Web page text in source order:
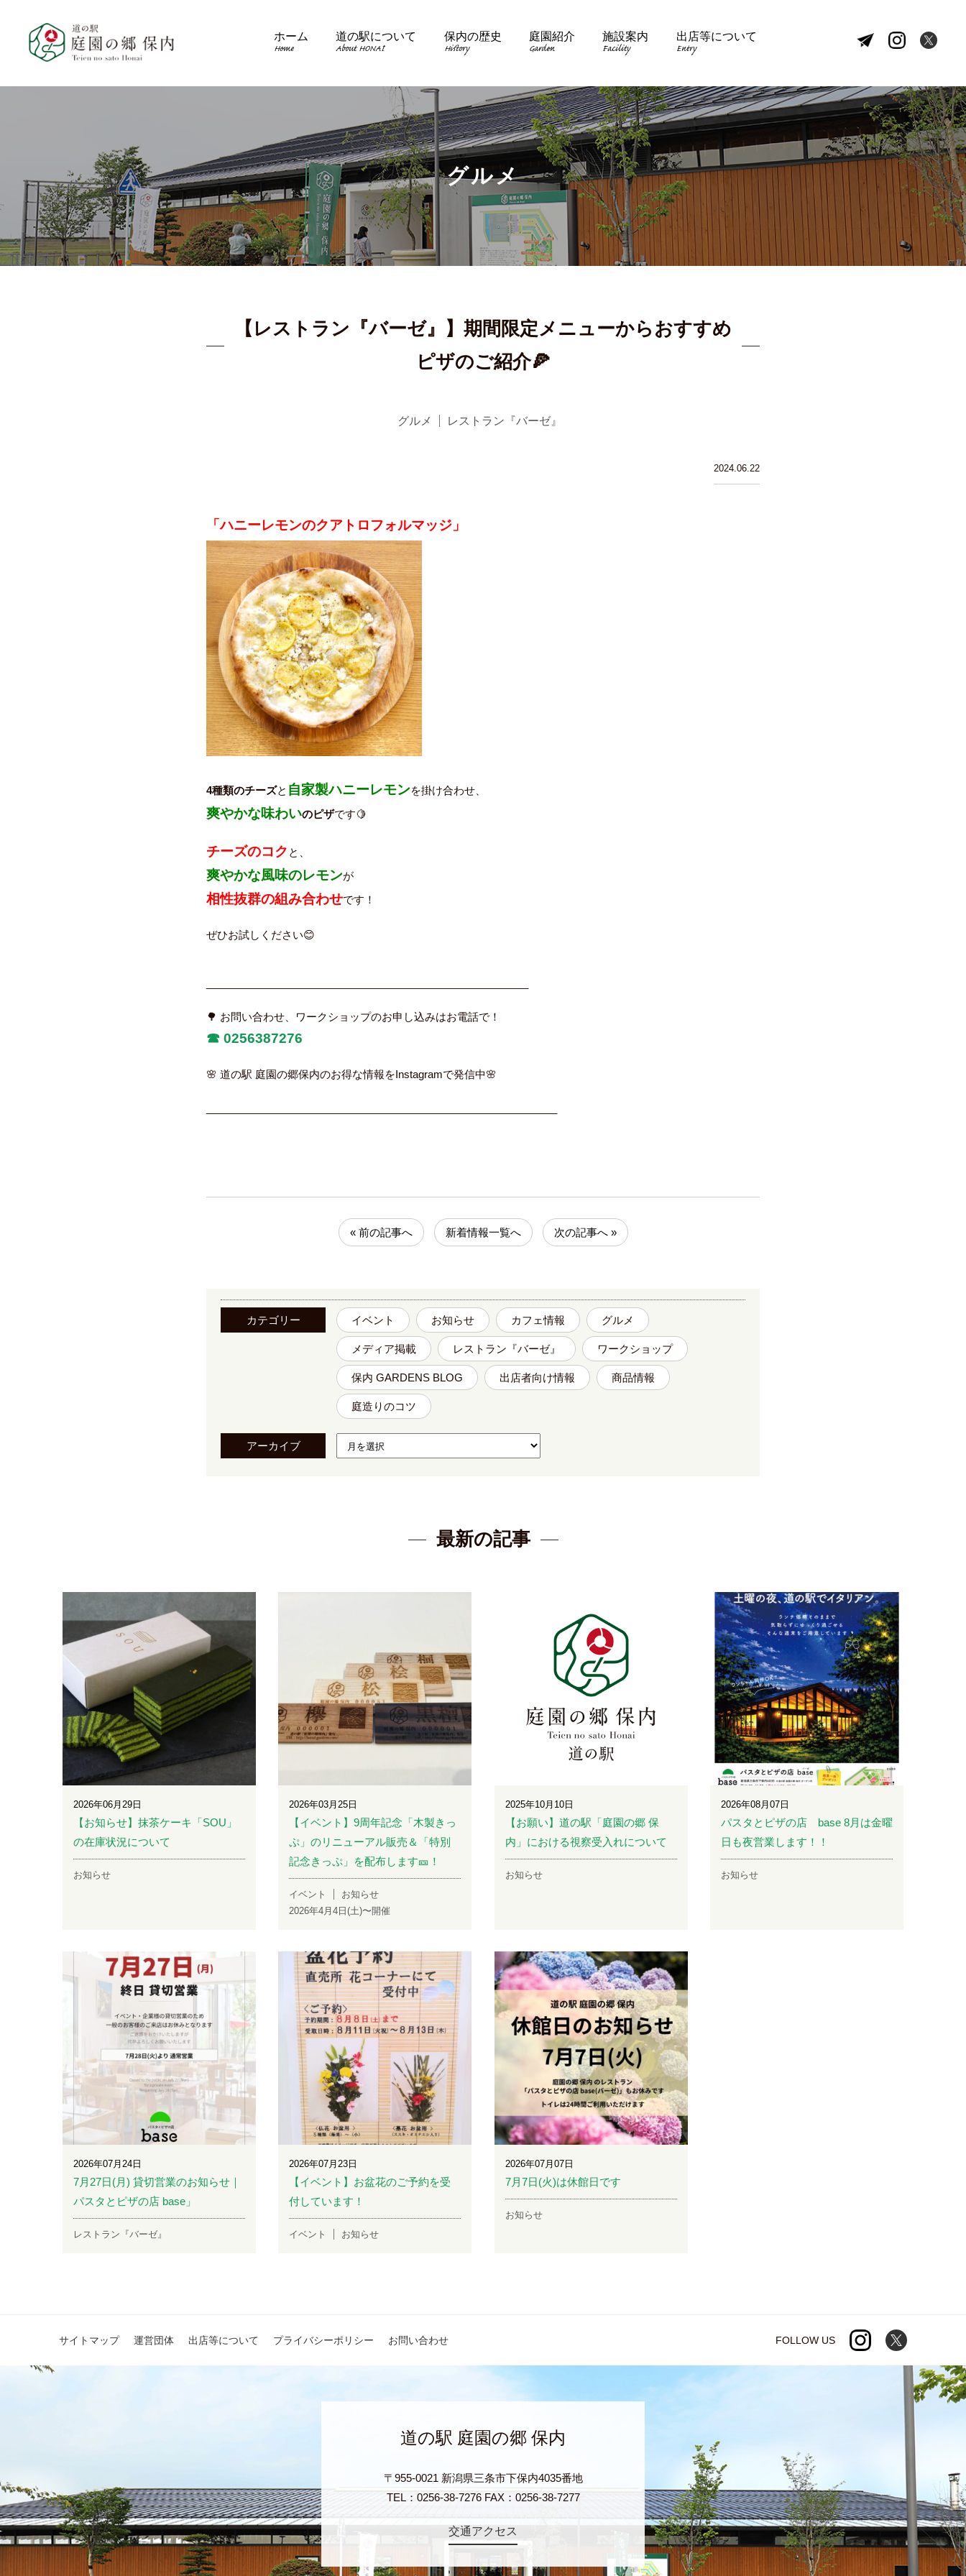
ホーム
Home
道の駅について
About HONAI
保内の歴史
History
庭園紹介
Garden
施設案内
Facility
出店等について
Entry
グルメ
【レストラン『バーゼ』】期間限定メニューからおすすめ
ピザのご紹介🍕
グルメ レストラン『バーゼ』
2024.06.22
「ハニーレモンのクアトロフォルマッジ」
4種類のチーズと 自家製ハニーレモンを掛け合わせ、
爽やかな味わいのピザです🍋
チーズのコク と、
爽やかな風味のレモンが
相性抜群の組み合わせです！
ぜひお試しください😊
🌳 お問い合わせ、ワークショップのお申し込みはお電話で！
☎︎ 0256387276
🌸 道の駅 庭園の郷保内のお得な情報をInstagramで発信中🌸
« 前の記事へ 新着情報一覧へ 次の記事へ »
カテゴリー イベント お知らせ カフェ情報 グルメ
メディア掲載 レストラン『バーゼ』 ワークショップ
保内 GARDENS BLOG 出店者向け情報 商品情報
庭造りのコツ
アーカイブ
最新の記事
2026年06月29日
【お知らせ】抹茶ケーキ「SOU」
の在庫状況について
お知らせ
2026年03月25日
【イベント】9周年記念「木製きっ
ぷ」のリニューアル販売＆「特別
記念きっぷ」を配布します🎫！
イベント
お知らせ
2026年4月4日(土)〜開催
2025年10月10日
【お願い】道の駅「庭園の郷 保
内」における視察受入れについて
お知らせ
2026年08月07日
パスタとピザの店 base 8月は金曜
日も夜営業します！！
お知らせ
2026年07月24日
7月27日(月) 貸切営業のお知らせ｜
パスタとピザの店 base」
レストラン『バーゼ』
2026年07月23日
【イベント】お盆花のご予約を受
付しています！
イベント お知らせ
2026年07月07日
7月7日(火)は休館日です
お知らせ
サイトマップ 運営団体 出店等について プライバシーポリシー お問い合わせ FOLLOW US
道の駅 庭園の郷 保内
〒955-0021 新潟県三条市下保内4035番地
TEL：0256-38-7276 FAX：0256-38-7277
交通アクセス